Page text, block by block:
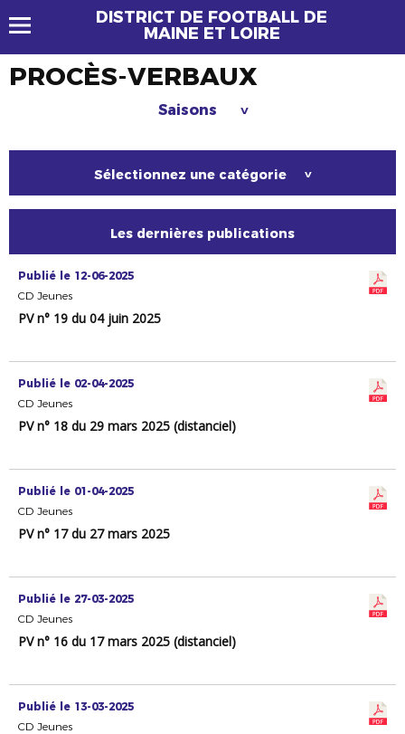
DISTRICT DE FOOTBALL DE
MAINE ET LOIRE
PROCÈS-VERBAUX
Saisons >
Sélectionnez une catégorie >
Les dernières publications
Publié le 12-06-2025
CD Jeunes
PV n° 19 du 04 juin 2025
Publié le 02-04-2025
CD Jeunes
PV n° 18 du 29 mars 2025 (distanciel)
Publié le 01-04-2025
CD Jeunes
PV n° 17 du 27 mars 2025
Publié le 27-03-2025
CD Jeunes
PV n° 16 du 17 mars 2025 (distanciel)
Publié le 13-03-2025
CD Jeunes